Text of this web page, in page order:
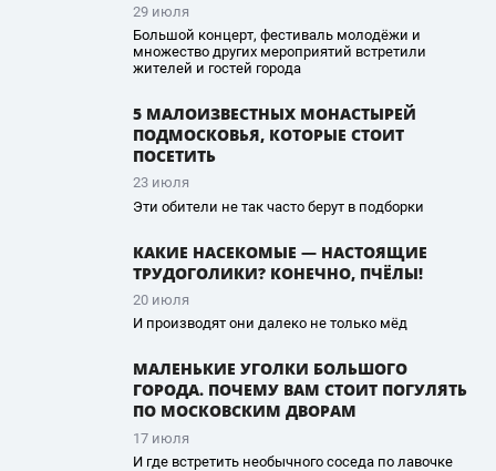
29 июля
Большой концерт, фестиваль молодёжи и
множество других мероприятий встретили
жителей и гостей города
5 МАЛОИЗВЕСТНЫХ МОНАСТЫРЕЙ
ПОДМОСКОВЬЯ, КОТОРЫЕ СТОИТ
ПОСЕТИТЬ
23 июля
Эти обители не так часто берут в подборки
КАКИЕ НАСЕКОМЫЕ — НАСТОЯЩИЕ
ТРУДОГОЛИКИ? КОНЕЧНО, ПЧЁЛЫ!
20 июля
И производят они далеко не только мёд
МАЛЕНЬКИЕ УГОЛКИ БОЛЬШОГО
ГОРОДА. ПОЧЕМУ ВАМ СТОИТ ПОГУЛЯТЬ
ПО МОСКОВСКИМ ДВОРАМ
17 июля
И где встретить необычного соседа по лавочке